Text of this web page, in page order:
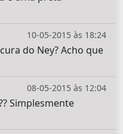
10-05-2015 às 18:24
do Ney? Acho que
08-05-2015 às 12:04
Simplesmente